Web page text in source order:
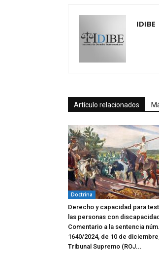
IDIBE
Artículo relacionados
Doctrina
Derecho y capacidad para
las personas con
Comentario a la sentencia núm.
1640/2024, de 10 de
Tribunal Supremo (ROJ...